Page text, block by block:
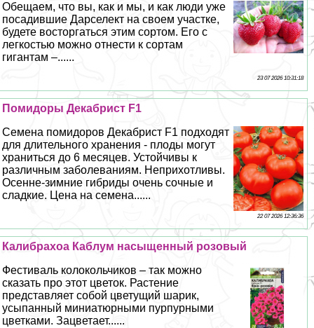
Обещаем, что вы, как и мы, и как люди уже
посадившие Дарселект на своем участке,
будете восторгаться этим сортом. Его с
легкостью можно отнести к сортам
гигантам –......
23 07 2026 10:31:18
Помидоры Декабрист F1
Семена помидоров Декабрист F1 подходят
для длительного хранения - плоды могут
храниться до 6 месяцев. Устойчивы к
различным заболеваниям. Неприхотливы.
Осенне-зимние гибриды очень сочные и
сладкие. Цена на семена......
22 07 2026 12:36:36
Калибрахоа Каблум насыщенный розовый
Фестиваль колокольчиков – так можно
сказать про этот цветок. Растение
представляет собой цветущий шарик,
усыпанный миниатюрными пурпурными
цветками. Зацветает......